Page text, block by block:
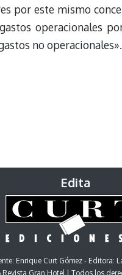
por este mismo
operacionales
no operacionales».
Edita
Enrique Curt Gómez - Editora:
Gran Hotel | Todos los